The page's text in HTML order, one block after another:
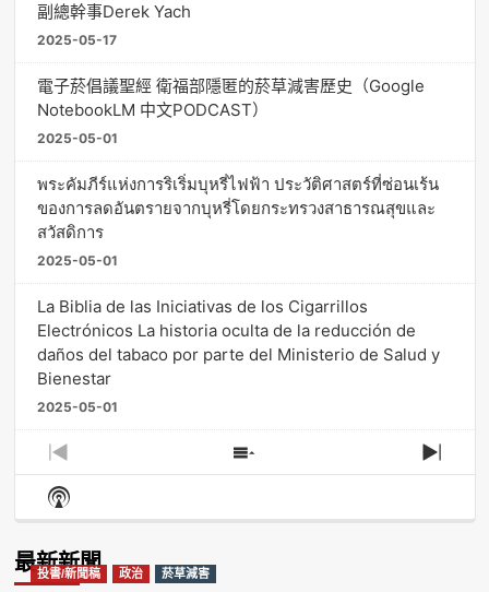
副總幹事Derek Yach
2025-05-17
電子菸倡議聖經 衛福部隱匿的菸草減害歷史（Google
NotebookLM 中文PODCAST）
2025-05-01
พระคัมภีร์แห่งการริเริ่มบุหรี่ไฟฟ้า ประวัติศาสตร์ที่ซ่อนเร้น
ของการลดอันตรายจากบุหรี่โดยกระทรวงสาธารณสุขและ
สวัสดิการ
2025-05-01
La Biblia de las Iniciativas de los Cigarrillos
Electrónicos La historia oculta de la reducción de
daños del tabaco por parte del Ministerio de Salud y
Bienestar
2025-05-01
Previous
Episode
Show
Episodes
Next
Show
Podcast
最新新聞
投書/新聞稿 政治 菸草減害